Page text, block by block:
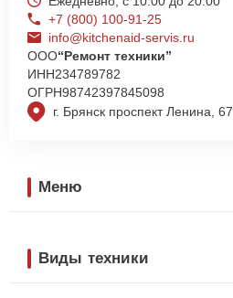
г. Брянск проспект Ленина, 67
+7 (800) 100-91-25
info@kitchenaid-servis.ru
ООО“Ремонт техники”
ИНН234789782
ОГРН98742397845098
Меню
Виды техники